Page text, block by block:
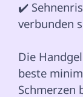
✔️
verbunden
Die
beste
Schmerzen